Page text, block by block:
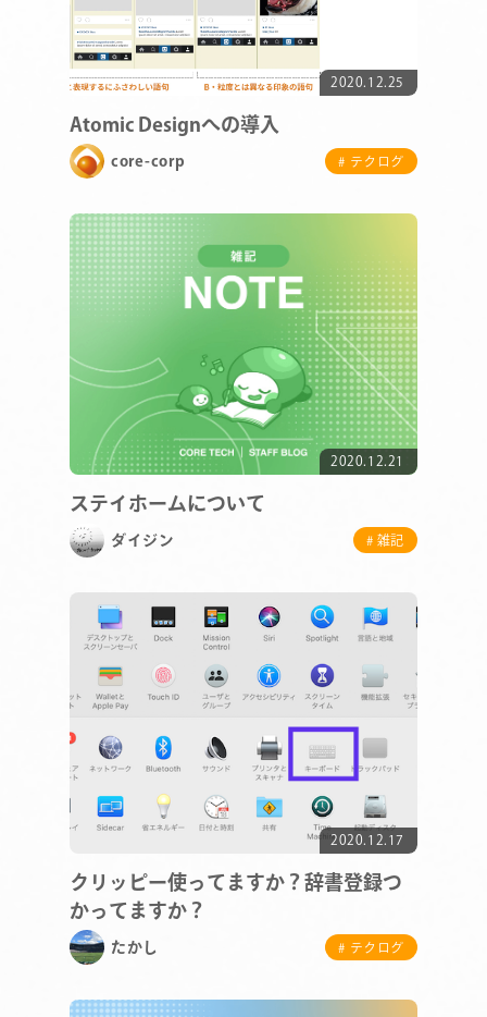
2020.12.25
Atomic Designへの導入
core-corp # テクログ
2020.12.21
ステイホームについて
ダイジン # 雑記
2020.12.17
クリッピー使ってますか？辞書登録つ
かってますか？
たかし # テクログ